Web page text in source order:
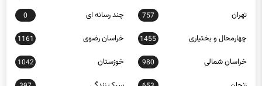
بین الملل 9594 تبلیغات 54
تهران 757 چند رسانه ای 0
چهارمحال و بختیاری 1455 خراسان رضوی 1161
خراسان شمالی 980 خوزستان 1042